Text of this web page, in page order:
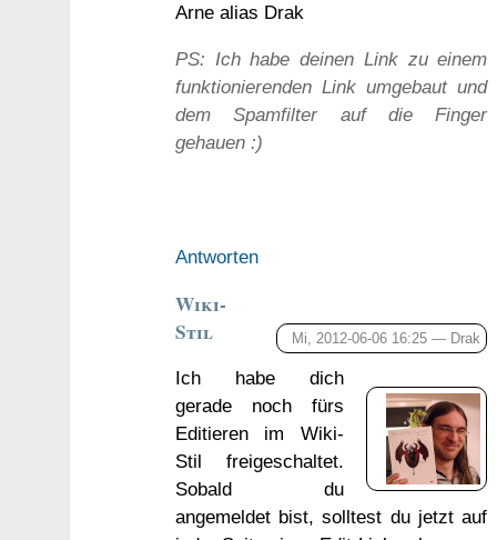
Arne alias Drak
PS: Ich habe deinen Link zu einem
funktionierenden Link umgebaut und
dem Spamfilter auf die Finger
gehauen :)
Antworten
Mi, 2012-06-06 16:25 — Drak
Wiki-
Stil
Ich habe dich
gerade noch fürs
Editieren im Wiki-
Stil freigeschaltet.
Sobald du
angemeldet bist, solltest du jetzt auf